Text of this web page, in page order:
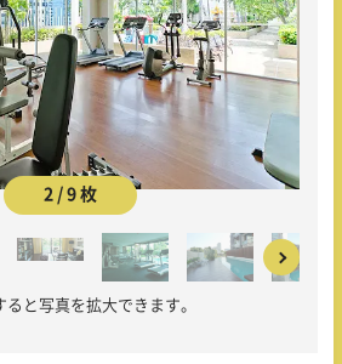
2 / 9 枚
ると写真を拡大できます。